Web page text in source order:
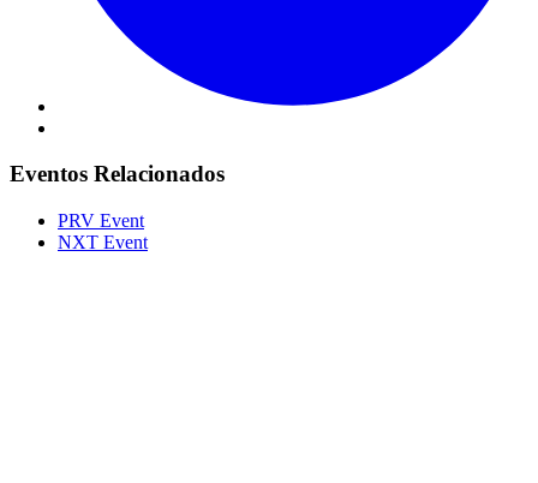
Eventos Relacionados
PRV Event
NXT Event